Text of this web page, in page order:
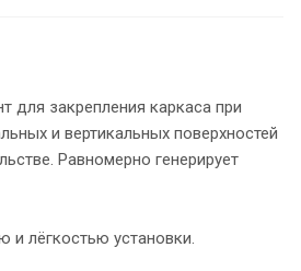
для закрепления каркаса при
и вертикальных поверхностей
Равномерно генерирует
и лёгкостью установки.